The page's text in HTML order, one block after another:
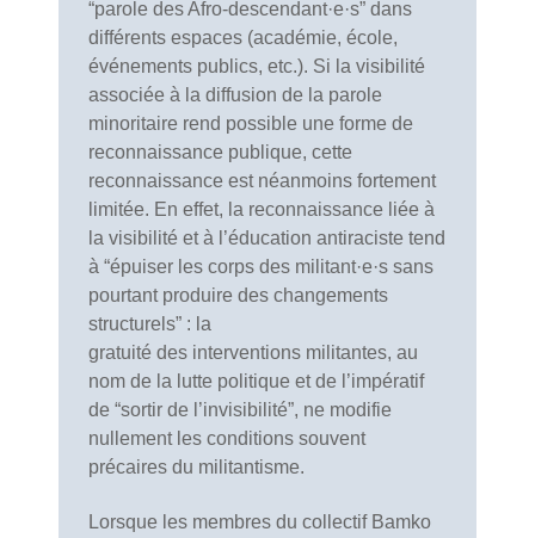
“parole des Afro-descendant·e·s” dans
différents espaces (académie, école,
événements publics, etc.). Si la visibilité
associée à la diffusion de la parole
minoritaire rend possible une forme de
reconnaissance publique, cette
reconnaissance est néanmoins fortement
limitée. En effet, la reconnaissance liée à
la visibilité et à l’éducation antiraciste tend
à “épuiser les corps des militant·e·s sans
pourtant produire des changements
structurels” : la
gratuité des interventions militantes, au
nom de la lutte politique et de l’impératif
de “sortir de l’invisibilité”, ne modifie
nullement les conditions souvent
précaires du militantisme.
Lorsque les membres du collectif Bamko